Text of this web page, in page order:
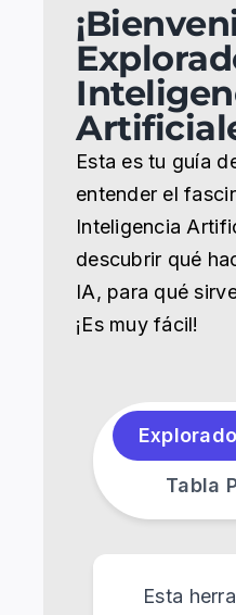
Esta es tu guía
entender el
Inteligencia
descubrir qué
IA, para qué
¡Es muy fácil!
Tabla
Esta